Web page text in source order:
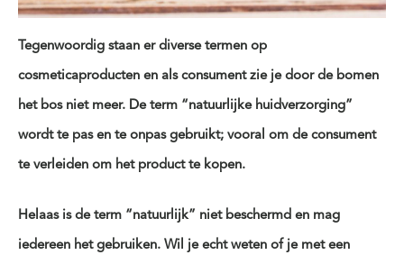
Tegenwoordig staan er diverse termen op
cosmeticaproducten en als consument zie je door de bomen
het bos niet meer. De term “natuurlijke huidverzorging”
wordt te pas en te onpas gebruikt; vooral om de consument
te verleiden om het product te kopen.
Helaas is de term “natuurlijk” niet beschermd en mag
iedereen het gebruiken. Wil je echt weten of je met een